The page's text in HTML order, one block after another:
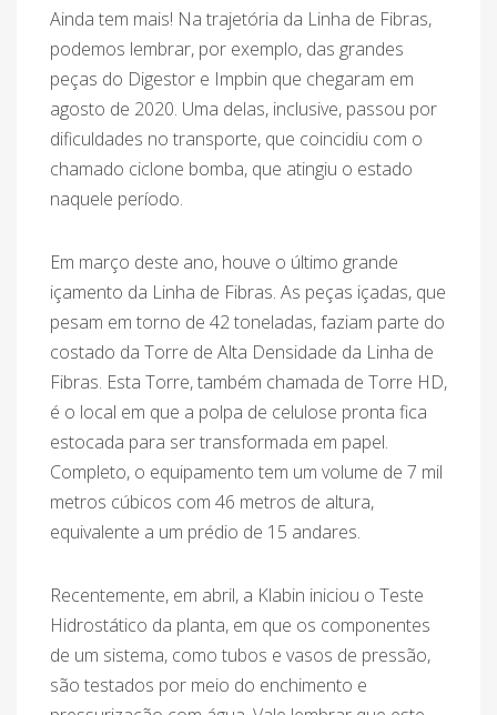
Ainda tem mais! Na trajetória da Linha de Fibras,
podemos lembrar, por exemplo, das grandes
peças do Digestor e Impbin que chegaram em
agosto de 2020. Uma delas, inclusive, passou por
dificuldades no transporte, que coincidiu com o
chamado ciclone bomba, que atingiu o estado
naquele período.
Em março deste ano, houve o último grande
içamento da Linha de Fibras. As peças içadas, que
pesam em torno de 42 toneladas, faziam parte do
costado da Torre de Alta Densidade da Linha de
Fibras. Esta Torre, também chamada de Torre HD,
é o local em que a polpa de celulose pronta fica
estocada para ser transformada em papel.
Completo, o equipamento tem um volume de 7 mil
metros cúbicos com 46 metros de altura,
equivalente a um prédio de 15 andares.
Recentemente, em abril, a Klabin iniciou o Teste
Hidrostático da planta, em que os componentes
de um sistema, como tubos e vasos de pressão,
são testados por meio do enchimento e